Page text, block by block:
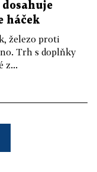
háček
železo proti
Trh s doplňky
z...